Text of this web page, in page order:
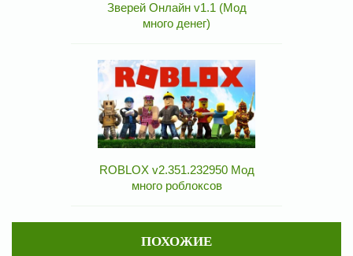
Зверей Онлайн v1.1 (Мод
много денег)
ROBLOX v2.351.232950 Мод
много роблоксов
ПОХОЖИЕ